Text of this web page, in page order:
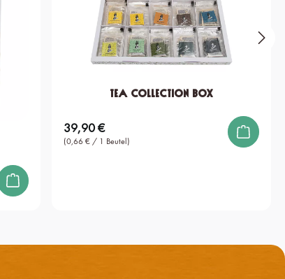
Tea Collection Box
(0,66 € / 1 Beutel)
Regulärer Preis:
39,90 €